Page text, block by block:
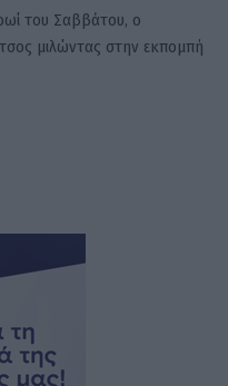
του Σαββάτου, ο
μιλώντας στην εκπομπή